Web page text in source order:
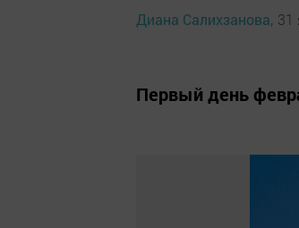
Диана Салихзанова, 31
Первый день